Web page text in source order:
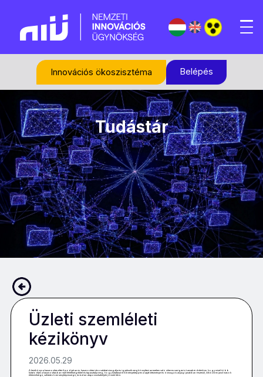
Innovációs ökoszisztéma Belépés
Tudástár
Vissza
Üzleti szemléleti
kézikönyv
2026.05.29
A kézikönyv a hasznosítás eltérő módjait az ún. hasznosítási útvonalakat vizsgálja és igyekszik megkönnyíteni az ezeken való sikeres navigációt annak érdekében, hogy minél több
kutató éljen a hasznosításban rejlő lehetőségekkel és tapasztalja meg, hogy kutatásai eredményeképpen a saját intézménye és önmaga is anyagi javakban részesül, miközben javul mások
életminősége, vállalatok versenyképessége, és tudás-alapú munkahelyek jönnek létre.